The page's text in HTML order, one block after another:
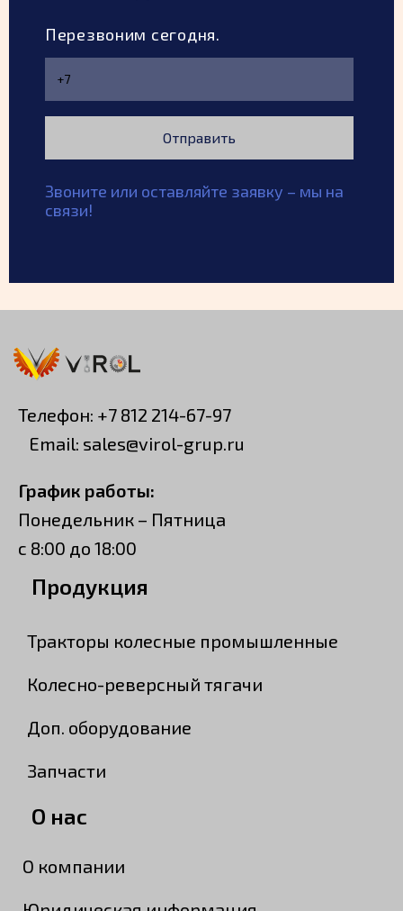
Перезвоним сегодня.
Отправить
Звоните или оставляйте заявку – мы на
связи!
Телефон: +7 812 214-67-97
Email: sales@virol-grup.ru
График работы:
Понедельник – Пятница
с 8:00 до 18:00
Продукция
Тракторы колесные промышленные
Колесно-реверсный тягачи
Доп. оборудование
Запчасти
О нас
О компании